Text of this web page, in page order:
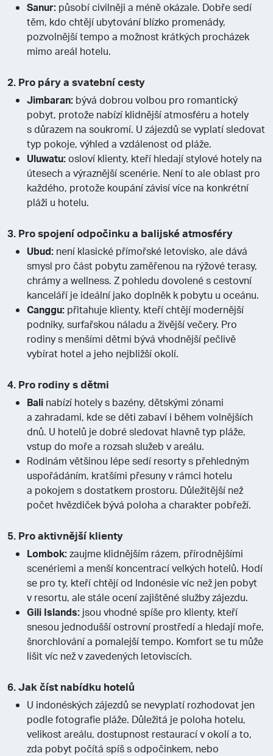
Sanur: působí civilněji a méně okázale. Dobře sedí
těm, kdo chtějí ubytování blízko promenády,
pozvolnější tempo a možnost krátkých procházek
mimo areál hotelu.
2. Pro páry a svatební cesty
Jimbaran: bývá dobrou volbou pro romantický
pobyt, protože nabízí klidnější atmosféru a hotely
s důrazem na soukromí. U zájezdů se vyplatí sledovat
typ pokoje, výhled a vzdálenost od pláže.
Uluwatu:osloví klienty, kteří hledají stylové hotely na
útesech a výraznější scenérie. Není to ale oblast pro
každého, protože koupání závisí více na konkrétní
pláži u hotelu.
3. Pro spojení odpočinku a balijské atmosféry
Ubud: není klasické přímořské letovisko, ale dává
smysl pro část pobytu zaměřenou na rýžové terasy,
chrámy a wellness. Z pohledu dovolené s cestovní
kanceláří je ideální jako doplněk k pobytu u oceánu.
Canggu: přitahuje klienty, kteří chtějí modernější
podniky, surfařskou náladu a živější večery. Pro
rodiny s menšími dětmi bývá vhodnější pečlivě
vybírat hotel a jeho nejbližší okolí.
4. Pro rodiny s dětmi
Bali nabízí hotely s bazény, dětskými zónami
a zahradami, kde se děti zabaví i během volnějších
dnů. U hotelů je dobré sledovat hlavně typ pláže,
vstup do moře a rozsah služeb v areálu.
Rodinám většinou lépe sedí resorty s přehledným
uspořádáním, kratšími přesuny v rámci hotelu
a pokojem s dostatkem prostoru. Důležitější než
počet hvězdiček bývá poloha a charakter pobřeží.
5. Pro aktivnější klienty
Lombok:zaujme klidnějším rázem, přírodnějšími
scenériemi a menší koncentrací velkých hotelů. Hodí
se pro ty, kteří chtějí od Indonésie víc než jen pobyt
v resortu, ale stále ocení zajištěné služby zájezdu.
Gili Islands: jsou vhodné spíše pro klienty, kteří
snesou jednodušší ostrovní prostředí a hledají moře,
šnorchlování a pomalejší tempo. Komfort se tu může
lišit víc než v zavedených letoviscích.
6. Jak číst nabídku hotelů
U indonéských zájezdů se nevyplatí rozhodovat jen
podle fotografie pláže. Důležitá je poloha hotelu,
velikost areálu, dostupnost restaurací v okolí a to,
zda pobyt počítá spíš s odpočinkem, nebo